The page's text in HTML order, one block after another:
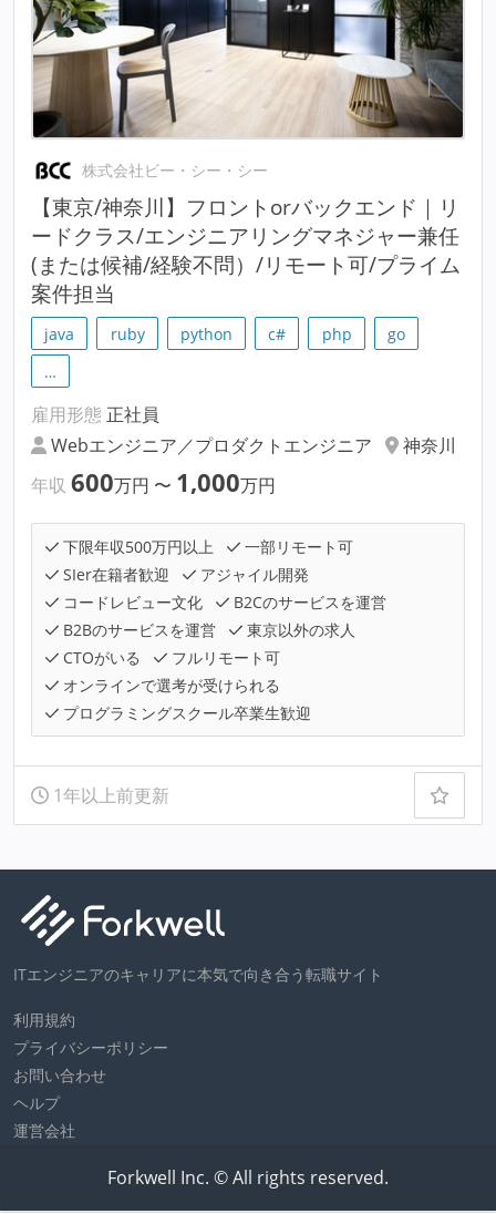
株式会社ビー・シー・シー
【東京/神奈川】フロントorバックエンド｜リ
ードクラス/エンジニアリングマネジャー兼任
(または候補/経験不問）/リモート可/プライム
案件担当
java ruby python c# php
go
…
雇用形態 正社員
Webエンジニア／プロダクトエンジニア
神奈川
年収 600万円 〜 1,000万円
下限年収500万円以上
一部リモート可
SIer在籍者歓迎
アジャイル開発
コードレビュー文化
B2Cのサービスを運営
B2Bのサービスを運営
東京以外の求人
CTOがいる
フルリモート可
オンラインで選考が受けられる
プログラミングスクール卒業生歓迎
1年以上前更新
ITエンジニアのキャリアに本気で向き合う転職サイト
利用規約
プライバシーポリシー
お問い合わせ
ヘルプ
運営会社
Forkwell Inc. © All rights reserved.